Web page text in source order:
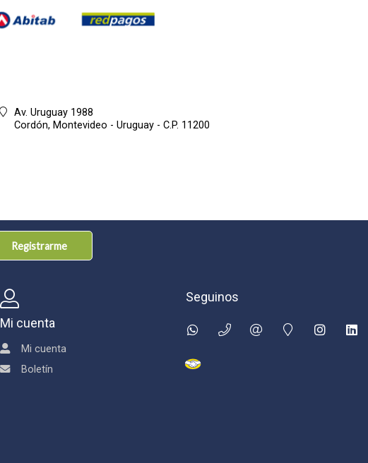
Av. Uruguay 1988
Cordón, Montevideo - Uruguay - C.P. 11200
Registrarme
Mi cuenta
Mi cuenta
Boletín
Seguinos